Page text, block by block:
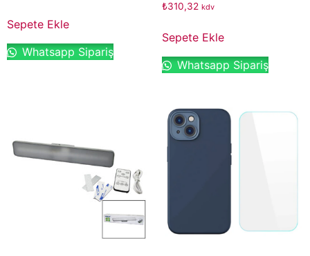
Sepete Ekle
Whatsapp Sipariş
₺310,32 kdv
Sepete Ekle
Whatsapp Sipariş